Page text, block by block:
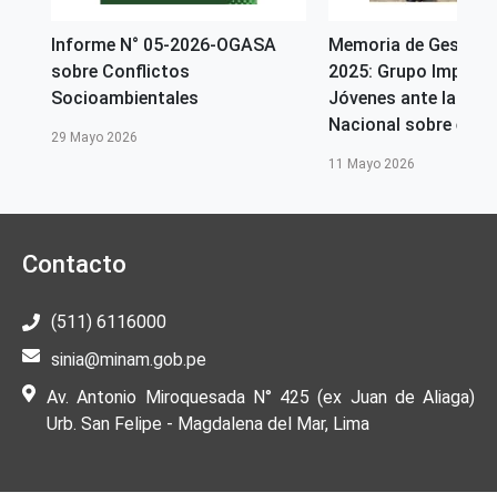
Informe N° 05-2026-OGASA
sobre Conflictos
Socioambientales
29 Mayo 2026
Memoria de Gestión
2025: Grupo
Jóvenes ante la
Nacional sobre el
11 Mayo 2026
Contacto
(511) 6116000
sinia@minam.gob.pe
Av. Antonio Miroquesada N° 425 (ex Juan de Aliaga)
Urb. San Felipe - Magdalena del Mar, Lima